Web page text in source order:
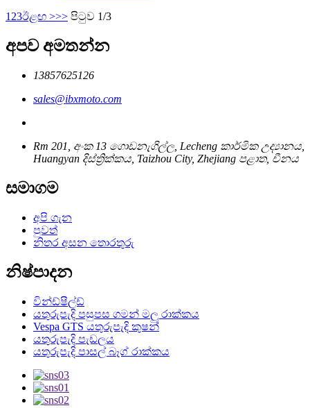
123ඊළඟ >>> පිටුව 1/3
අපව අමතන්න
13857625126
sales@ibxmoto.com
Rm 201, අංක 13 ගොඩනැගිල්ල, Lecheng කාර්මික උද්‍යානය,
Huangyan දිස්ත්‍රික්කය, Taizhou City, Zhejiang පළාත, චීනය
සමාගම
අපි ගැන
පුවත්
නිතර අසන තොරතුරු
නිෂ්පාදන
වින්ඩ්ෂීල්ඩ්
යතුරුපැදි පසුපස ගමන් මලු රාක්කය
Vespa GTS යතුරුපැදි කුෂන්
යතුරුපැදි පැඩලය
යතුරුපැදි පාසල් බෑග් රාක්කය